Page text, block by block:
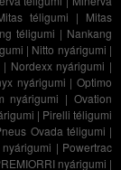
téligumi | Mitas
téligumi | Nankang
| Nitto nyárigumi |
| Nordexx nyárigumi |
nyárigumi | Optimo
nyárigumi |Ovation
| Pirelli téligumi
Ovada téligumi |
| Powertrac
nyárigumi |